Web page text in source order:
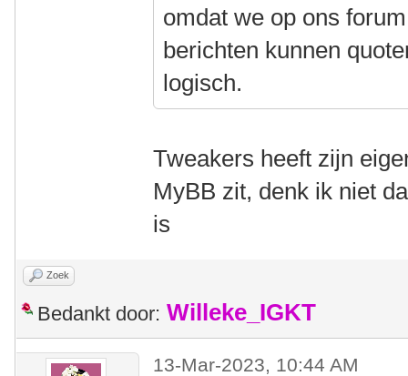
omdat we op ons
berichten kunnen
logisch.
Tweakers heeft zijn
MyBB zit, denk ik niet
is
Zoek
Bedankt door: Willeke_IGKT
13-Mar-2023, 10:44 AM